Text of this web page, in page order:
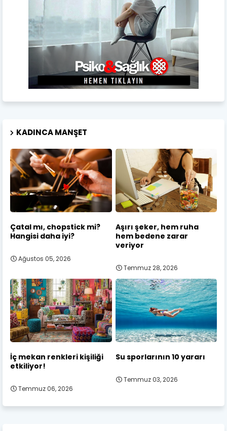
KADINCA MANŞET
Çatal mı, chopstick mi?
Hangisi daha iyi?
Ağustos 05, 2026
Aşırı şeker, hem ruha
hem bedene zarar
veriyor
Temmuz 28, 2026
İç mekan renkleri kişiliği
etkiliyor!
Temmuz 06, 2026
Su sporlarının 10 yararı
Temmuz 03, 2026